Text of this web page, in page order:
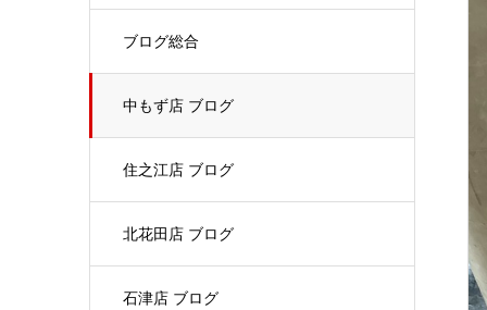
ブログ総合
中もず店 ブログ
住之江店 ブログ
北花田店 ブログ
石津店 ブログ